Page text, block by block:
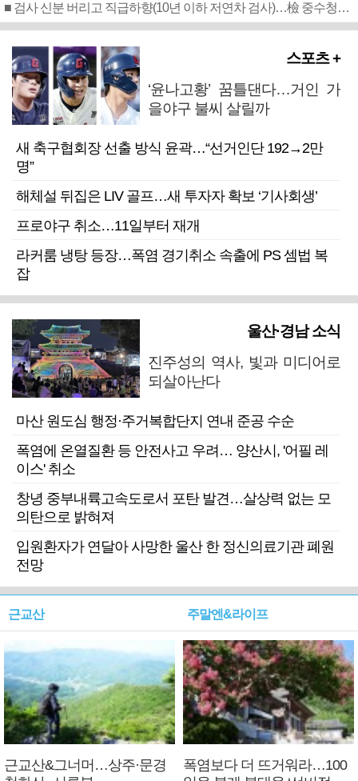
■ 검사 신분 버리고 직급하향(10년 이하 저연차 검사)…檢 중수청행 기피
스포츠 +
‘윤나고황’ 꿈틀댄다…거인 가
을야구 불씨 살릴까
새 축구협회장 선출 방식 윤곽…“선거인단 192→2만
명”
해체설 뒤집은 LIV 골프…새 투자자 확보 ‘기사회생’
프로야구 취소…11일부터 재개
라커룸 냉탕 등장…폭염 경기취소 속출에 PS 셈법 복
잡
울산·경남 소식
진주성의 역사, 빛과 미디어로
되살아난다
마산 원도심 행정·주거복합단지 연내 준공 수순
폭염에 온열질환 등 안전사고 우려… 양산시, '어필 레
이스' 취소
창녕 중부내륙고속도로서 포탄 발견…살상력 없는 모
의탄으로 밝혀져
입원환자가 연달아 사망한 울산 한 정신의료기관 폐원
전망
근교산
근교산&그너머…상주·문경
주말엔&라이프
폭염보다 더 뜨거워라…100